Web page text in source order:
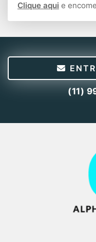
Clique aqui e
(11)